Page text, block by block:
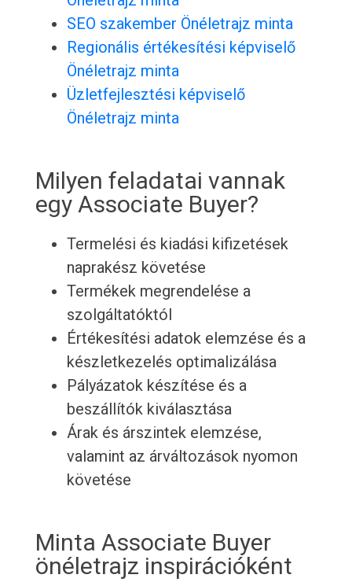
SEO szakember Önéletrajz minta
Regionális értékesítési képviselő
Önéletrajz minta
Üzletfejlesztési képviselő
Önéletrajz minta
Milyen feladatai vannak
egy Associate Buyer?
Termelési és kiadási kifizetések
naprakész követése
Termékek megrendelése a
szolgáltatóktól
Értékesítési adatok elemzése és a
készletkezelés optimalizálása
Pályázatok készítése és a
beszállítók kiválasztása
Árak és árszintek elemzése,
valamint az árváltozások nyomon
követése
Minta Associate Buyer
önéletrajz inspirációként